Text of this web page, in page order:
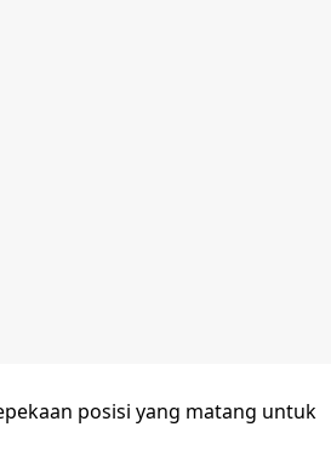
posisi yang matang untuk